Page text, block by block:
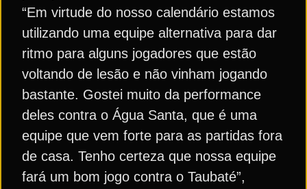
“Em virtude do nosso calendário estamos
utilizando uma equipe alternativa para dar
ritmo para alguns jogadores que estão
voltando de lesão e não vinham jogando
bastante. Gostei muito da performance
deles contra o Água Santa, que é uma
equipe que vem forte para as partidas fora
de casa. Tenho certeza que nossa equipe
fará um bom jogo contra o Taubaté”,